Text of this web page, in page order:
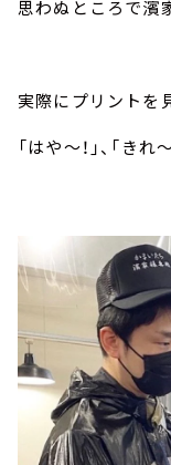
思わぬところで濱
実際にプリントを
「はや～！」、「き